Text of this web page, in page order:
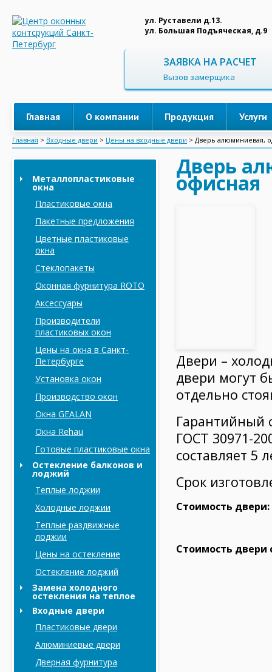
ул. Руставели д.13.
ул. Большая Подъяческая, д.9
ЗАЯВКА НА РАСЧЕТ
Вызов замерщика
Главная О компании Продукция Услуги
Главная > Входные двери > Цены на входные двери > Дверь алюминиевая,
Металлопластиковые
окна
Пластиковые окна
Пакетные предложения
Цветные пластиковые
окна
Стеклопакеты
Оконная фурнитура ROTO
Аксессуары
Производители
пластиковых окон
Цены на окна в Санкт-
Петербурге
Установка окон
Производство окон
Окна GEALAN
Окна Rehau
Готовые пластиковые окна
Остекление балконов и
лоджий
Теплые лоджии
Холодные лоджии
Tеплые раздвижные
лоджии
Цены на остекление
Остекление лоджий
Замена холодного
остекления на теплое
Входные двери
Пластиковые двери
Алюминиевые двери
Дверная фурнитура
Дверь
офисная
Двери –
двери могут
отдельно
Гарантийный
ГОСТ 30971-
составляет 5
Срок
Стоимость двери:
Стоимость двери